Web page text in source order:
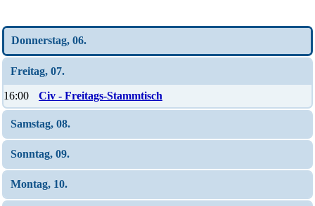
Donnerstag, 06.
Freitag, 07.
16:00 Civ - Freitags-Stammtisch
Samstag, 08.
Sonntag, 09.
Montag, 10.